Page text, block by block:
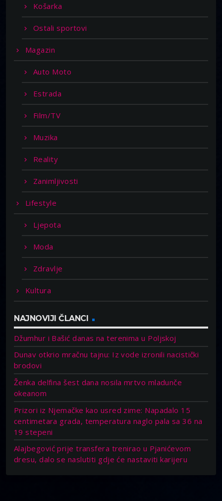
Košarka
Ostali sportovi
Magazin
Auto Moto
Estrada
Film/TV
Muzika
Reality
Zanimljivosti
Lifestyle
Ljepota
Moda
Zdravlje
Kultura
NAJNOVIJI ČLANCI
Džumhur i Bašić danas na terenima u Poljskoj
Dunav otkrio mračnu tajnu: Iz vode izronili nacistički
brodovi
Ženka delfina šest dana nosila mrtvo mladunče
okeanom
Prizori iz Njemačke kao usred zime: Napadalo 15
centimetara grada, temperatura naglo pala sa 36 na
19 stepeni
Alajbegović prije transfera trenirao u Pjanićevom
dresu, dalo se naslutiti gdje će nastaviti karijeru